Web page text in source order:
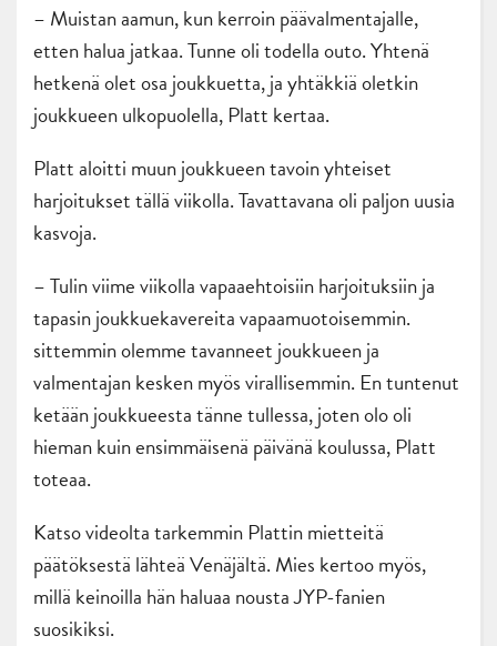
– Muistan aamun, kun kerroin päävalmentajalle,
etten halua jatkaa. Tunne oli todella outo. Yhtenä
hetkenä olet osa joukkuetta, ja yhtäkkiä oletkin
joukkueen ulkopuolella, Platt kertaa.
Platt aloitti muun joukkueen tavoin yhteiset
harjoitukset tällä viikolla. Tavattavana oli paljon uusia
kasvoja.
– Tulin viime viikolla vapaaehtoisiin harjoituksiin ja
tapasin joukkuekavereita vapaamuotoisemmin.
sittemmin olemme tavanneet joukkueen ja
valmentajan kesken myös virallisemmin. En tuntenut
ketään joukkueesta tänne tullessa, joten olo oli
hieman kuin ensimmäisenä päivänä koulussa, Platt
toteaa.
Katso videolta tarkemmin Plattin mietteitä
päätöksestä lähteä Venäjältä. Mies kertoo myös,
millä keinoilla hän haluaa nousta JYP-fanien
suosikiksi.